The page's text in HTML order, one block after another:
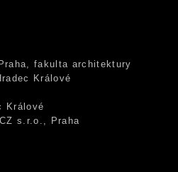
fakulta architektury
Králové
Králové
s.r.o., Praha